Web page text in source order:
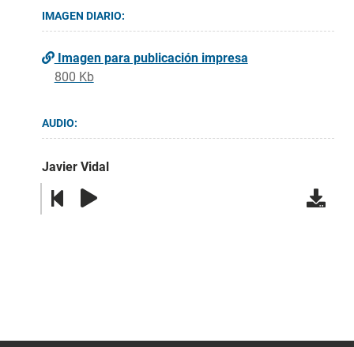
IMAGEN DIARIO:
Imagen para publicación impresa
800 Kb
AUDIO:
Javier Vidal